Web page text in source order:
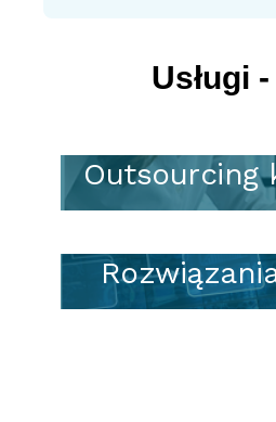
Usługi
Outsourcing